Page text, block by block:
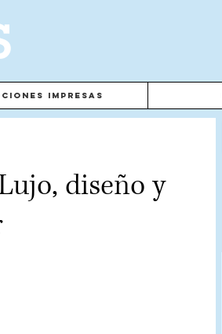
Impresas
diseño y